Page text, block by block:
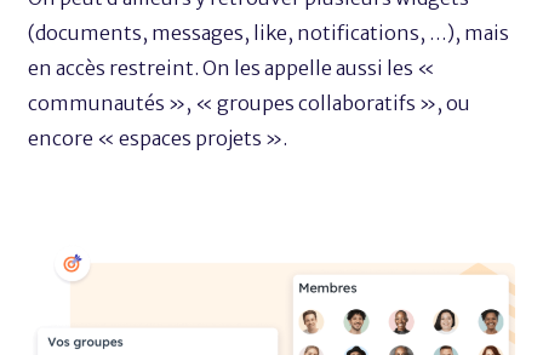
(documents, messages, like, notifications, …), mais
en accès restreint. On les appelle aussi les «
communautés », « groupes collaboratifs », ou
encore « espaces projets ».